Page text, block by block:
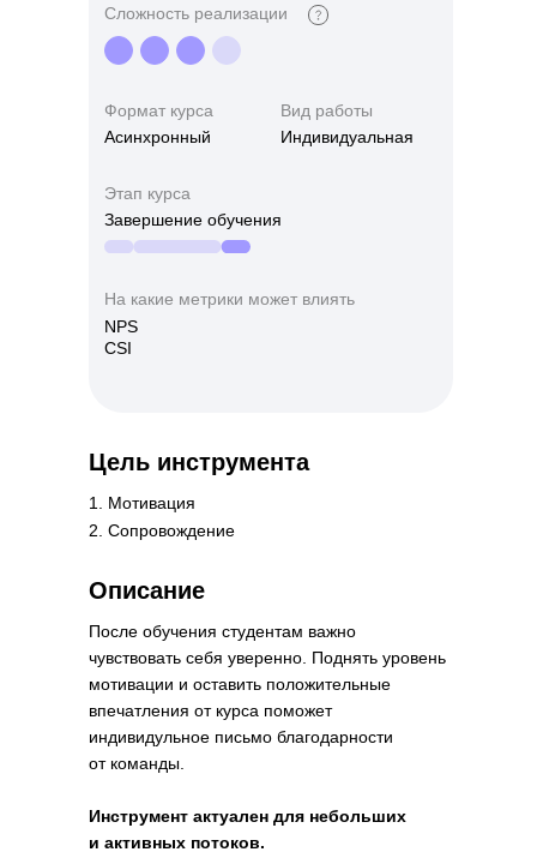
Сложность реализации
Вид работы
Индивидуальная
Формат курса
Асинхронный
На какие метрики может влиять
NPS
CSI
Этап курса
Завершение обучения
1. Мотивация
2. Сопровождение
Цель инструмента
Описание
После обучения студентам важно
чувствовать себя уверенно. Поднять уровень
мотивации и оставить положительные
впечатления от курса поможет
индивидульное письмо благодарности
от команды.
Инструмент актуален для небольших
и активных потоков.